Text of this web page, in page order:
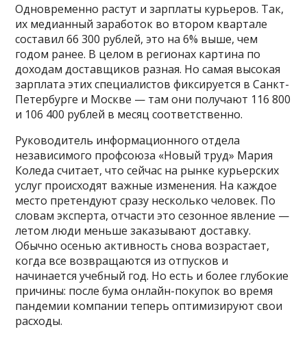
Одновременно растут и зарплаты курьеров. Так,
их медианный заработок во втором квартале
составил 66 300 рублей, это на 6% выше, чем
годом ранее. В целом в регионах картина по
доходам доставщиков разная. Но самая высокая
зарплата этих специалистов фиксируется в Санкт-
Петербурге и Москве — там они получают 116 800
и 106 400 рублей в месяц соответственно.
Руководитель информационного отдела
независимого профсоюза «Новый труд» Мария
Коледа считает, что сейчас на рынке курьерских
услуг происходят важные изменения. На каждое
место претендуют сразу несколько человек. По
словам эксперта, отчасти это сезонное явление —
летом люди меньше заказывают доставку.
Обычно осенью активность снова возрастает,
когда все возвращаются из отпусков и
начинается учебный год. Но есть и более глубокие
причины: после бума онлайн-покупок во время
пандемии компании теперь оптимизируют свои
расходы.